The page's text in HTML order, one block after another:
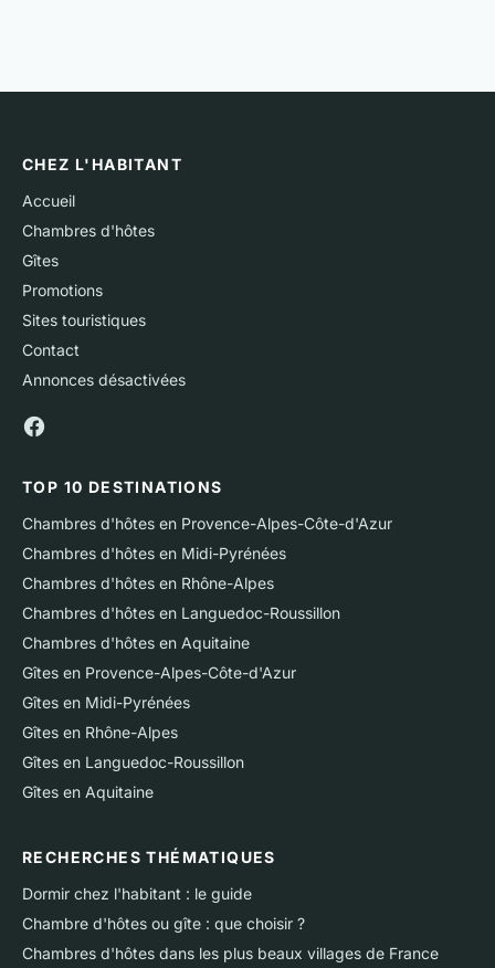
CHEZ L'HABITANT
Accueil
Chambres d'hôtes
Gîtes
Promotions
Sites touristiques
Contact
Annonces désactivées
TOP 10 DESTINATIONS
Chambres d'hôtes en Provence-Alpes-Côte-d'Azur
Chambres d'hôtes en Midi-Pyrénées
Chambres d'hôtes en Rhône-Alpes
Chambres d'hôtes en Languedoc-Roussillon
Chambres d'hôtes en Aquitaine
Gîtes en Provence-Alpes-Côte-d'Azur
Gîtes en Midi-Pyrénées
Gîtes en Rhône-Alpes
Gîtes en Languedoc-Roussillon
Gîtes en Aquitaine
RECHERCHES THÉMATIQUES
Dormir chez l'habitant : le guide
Chambre d'hôtes ou gîte : que choisir ?
Chambres d'hôtes dans les plus beaux villages de France